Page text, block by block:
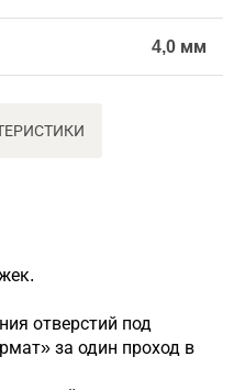
4,0 мм
отверстий под
за один проход в